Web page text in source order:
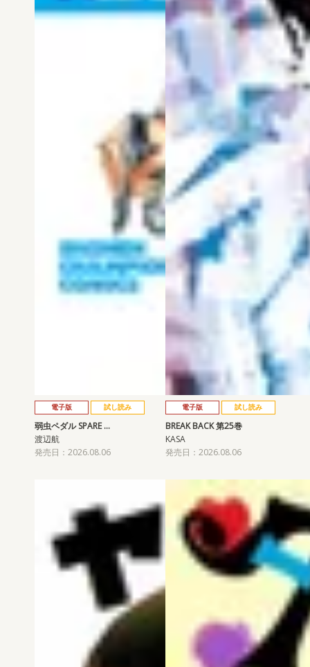
電子版 試し読み
弱虫ペダル SPARE …
渡辺航
発売日：2026.08.06
電子版 試し読み
BREAK BACK 第25巻
KASA
発売日：2026.08.06